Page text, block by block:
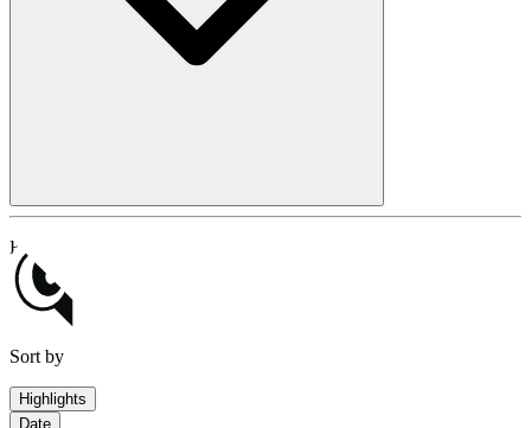
Filter by
Text
Video
Sort by
Highlights
Date